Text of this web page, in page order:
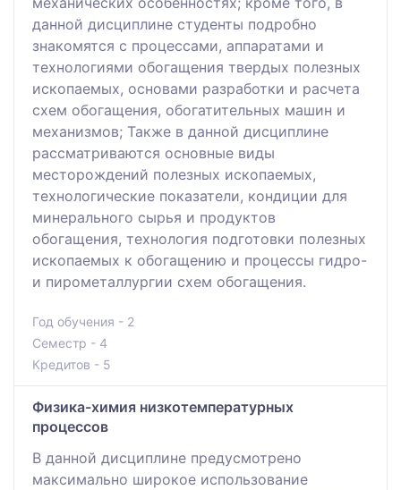
данной дисциплине студенты подробно
знакомятся с процессами, аппаратами и
технологиями обогащения твердых полезных
ископаемых, основами разработки и расчета
схем обогащения, обогатительных машин и
механизмов; Также в данной дисциплине
рассматриваются основные виды
месторождений полезных ископаемых,
технологические показатели, кондиции для
минерального сырья и продуктов
обогащения, технология подготовки полезных
ископаемых к обогащению и процессы гидро-
и пирометаллургии схем обогащения.
Год обучения - 2
Семестр - 4
Кредитов - 5
Физика-химия низкотемпературных
процессов
В данной дисциплине предусмотрено
максимально широкое использование